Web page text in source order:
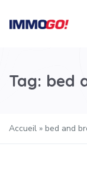
Tag: bed
Accueil » bed and